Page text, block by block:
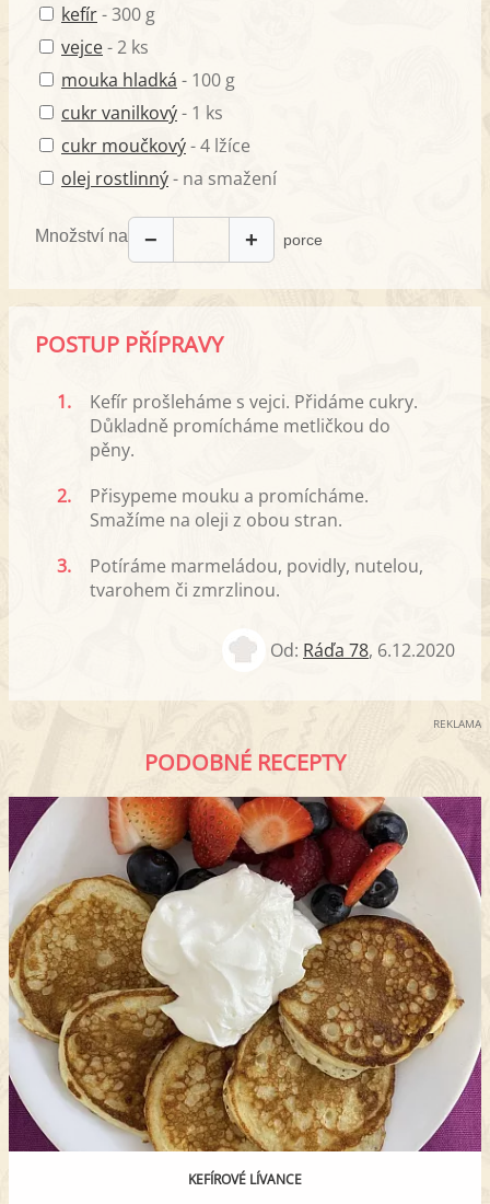
kefír- 300 g
vejce- 2 ks
mouka hladká - 100 g
cukr vanilkový- 1 ks
cukr moučkový- 4 lžíce
olej rostlinný- na smažení
Množství na − + porce
POSTUP PŘÍPRAVY
1.
Kefír prošleháme s vejci. Přidáme cukry.
Důkladně promícháme metličkou do
pěny.
2.
Přisypeme mouku a promícháme.
Smažíme na oleji z obou stran.
3.
Potíráme marmeládou, povidly, nutelou,
tvarohem či zmrzlinou.
Od: Ráďa 78, 6.12.2020
REKLAMA
PODOBNÉ RECEPTY
KEFÍROVÉ LÍVANCE